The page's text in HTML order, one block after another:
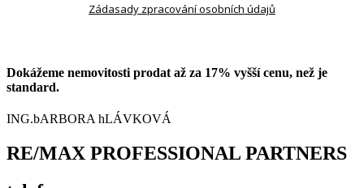
Zádasady zpracování osobních údajů
Dokážeme nemovitosti prodat až za 17% vyšší cenu, než je
standard.
ING.bARBORA hLÁVKOVÁ
RE/MAX PROFESSIONAL PARTNERS